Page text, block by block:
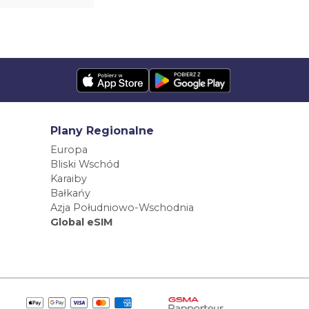
Plany Regionalne
Europa
Bliski Wschód
Karaiby
Bałkańy
Azja Południowo-Wschodnia
Global eSIM